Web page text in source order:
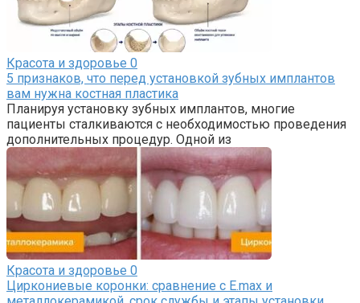
Красота и здоровье 0
5 признаков, что перед установкой зубных имплантов
вам нужна костная пластика
Планируя установку зубных имплантов, многие
пациенты сталкиваются с необходимостью проведения
дополнительных процедур. Одной из
Красота и здоровье 0
Циркониевые коронки: сравнение с E.max и